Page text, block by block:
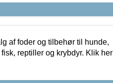
af foder og tilbehør til hunde,
reptiller og krybdyr. Klik her